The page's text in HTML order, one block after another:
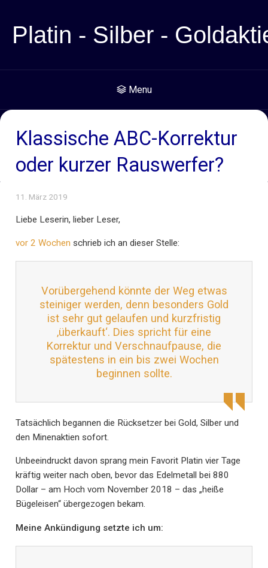
Platin - Silber -
Menu
Klassische ABC-Korrektur
oder kurzer Rauswerfer?
11. März 2019
Liebe Leserin, lieber Leser,
vor 2 Wochen schrieb ich an dieser Stelle:
Vorübergehend könnte der Weg etwas
steiniger werden, denn besonders Gold
ist sehr gut gelaufen und kurzfristig
‚überkauft‘. Dies spricht für eine
Korrektur und Verschnaufpause, die
spätestens in ein bis zwei Wochen
beginnen sollte.
Tatsächlich begannen die Rücksetzer bei Gold, Silber und
den Minenaktien sofort.
Unbeeindruckt davon sprang mein Favorit Platin vier Tage
kräftig weiter nach oben, bevor das Edelmetall bei 880
Dollar – am Hoch vom November 2018 – das „heiße
Bügeleisen“ übergezogen bekam.
Meine Ankündigung setzte ich um: